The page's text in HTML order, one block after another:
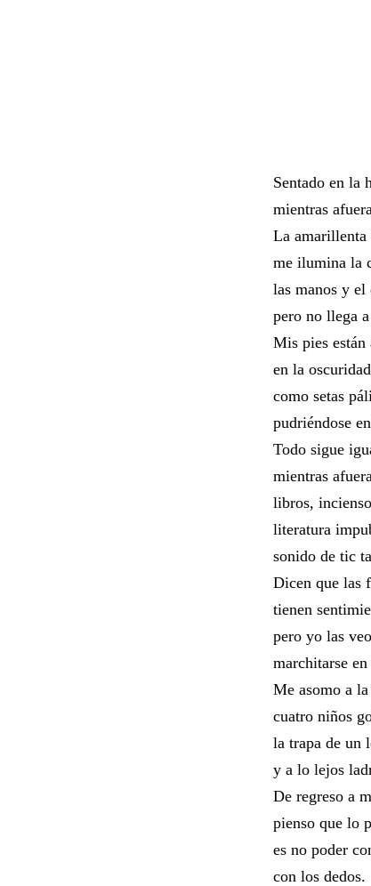
Sentado en la
mientras
La
me ilumina la
las manos y el
pero no llega
Mis pies están
en la
como setas
pudriéndose
Todo sigue
mientras
libros,
literatura
sonido de tic
Dicen que las
tienen
pero yo las veo
marchitarse
Me asomo a
cuatro niños
la trapa de un
y a lo lejos
De regreso a
pienso que lo
es no poder
con los dedos.